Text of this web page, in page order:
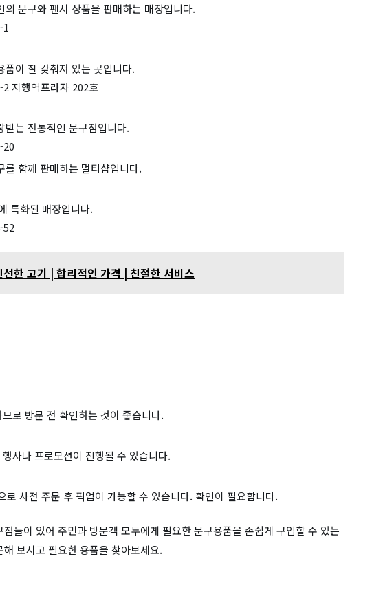
의 문구와 팬시 상품을 판매하는 매장입니다.
1
품이 잘 갖춰져 있는 곳입니다.
지행역프라자 202호
는 전통적인 문구점입니다.
20
함께 판매하는 멀티샵입니다.
특화된 매장입니다.
52
한 고기 | 합리적인 가격 | 친절한 서비스
로 방문 전 확인하는 것이 좋습니다.
사나 프로모션이 진행될 수 있습니다.
로 사전 주문 후 픽업이 가능할 수 있습니다. 확인이 필요합니다.
들이 있어 주민과 방문객 모두에게 필요한 문구용품을 손쉽게 구입할 수 있는
보시고 필요한 용품을 찾아보세요.